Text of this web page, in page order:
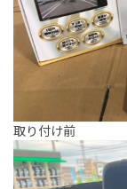
取り付け前